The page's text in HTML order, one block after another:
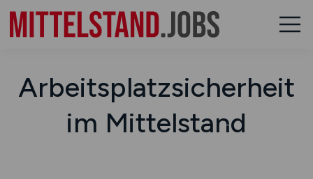
Arbeitsplatzsicherheit
im Mittelstand